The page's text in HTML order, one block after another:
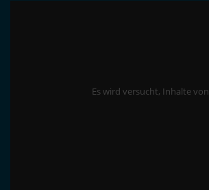
Es wird versucht, Inhalte von